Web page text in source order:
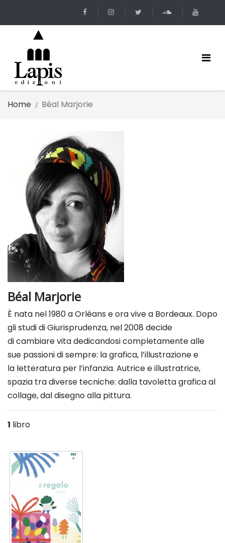
Home Béal Marjorie
Béal Marjorie
È nata nel 1980 a Orléans e ora vive a Bordeaux. Dopo
gli studi di Giurisprudenza, nel 2008 decide
dicambiare vita dedicandosi completamente alle
sue passioni di sempre: la grafica, l’illustrazione e
la letteratura per l’infanzia. Autrice e illustratrice,
spazia tra diverse tecniche: dalla tavoletta grafica al
collage, daldisegno alla pittura.
1 libro